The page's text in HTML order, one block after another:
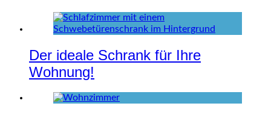
Der ideale Schrank für Ihre
Wohnung!